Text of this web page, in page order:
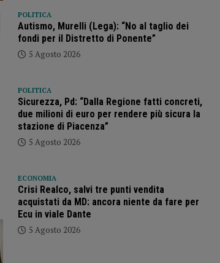
POLITICA
Autismo, Murelli (Lega): “No al taglio dei
fondi per il Distretto di Ponente”
5 Agosto 2026
POLITICA
Sicurezza, Pd: “Dalla Regione fatti concreti,
due milioni di euro per rendere più sicura la
stazione di Piacenza”
5 Agosto 2026
ECONOMIA
Crisi Realco, salvi tre punti vendita
acquistati da MD: ancora niente da fare per
Ecu in viale Dante
5 Agosto 2026